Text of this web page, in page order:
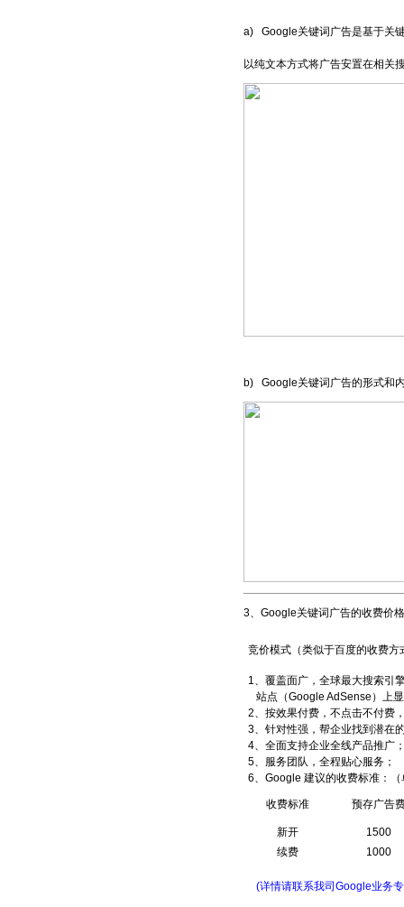
a) Google关键词广告是基于关
以纯文本方式将广告安置在相关
b) Google关键词广告的形式和
3、Google关键词广告的收费价
竞价模式（类似于百度的收费方
1、覆盖面广，全球最大搜索引
站点（Google AdSense）上
2、 按效果付费，不点击不付费
3、针对性强，帮企业找到潜在
4、全面支持企业全线产品推广
5、服务团队，全程贴心服务；
6、Google 建议的收费标准：
收费标准 预存广告
新开
1500
续费
1000
(详情请联系我司Google业务